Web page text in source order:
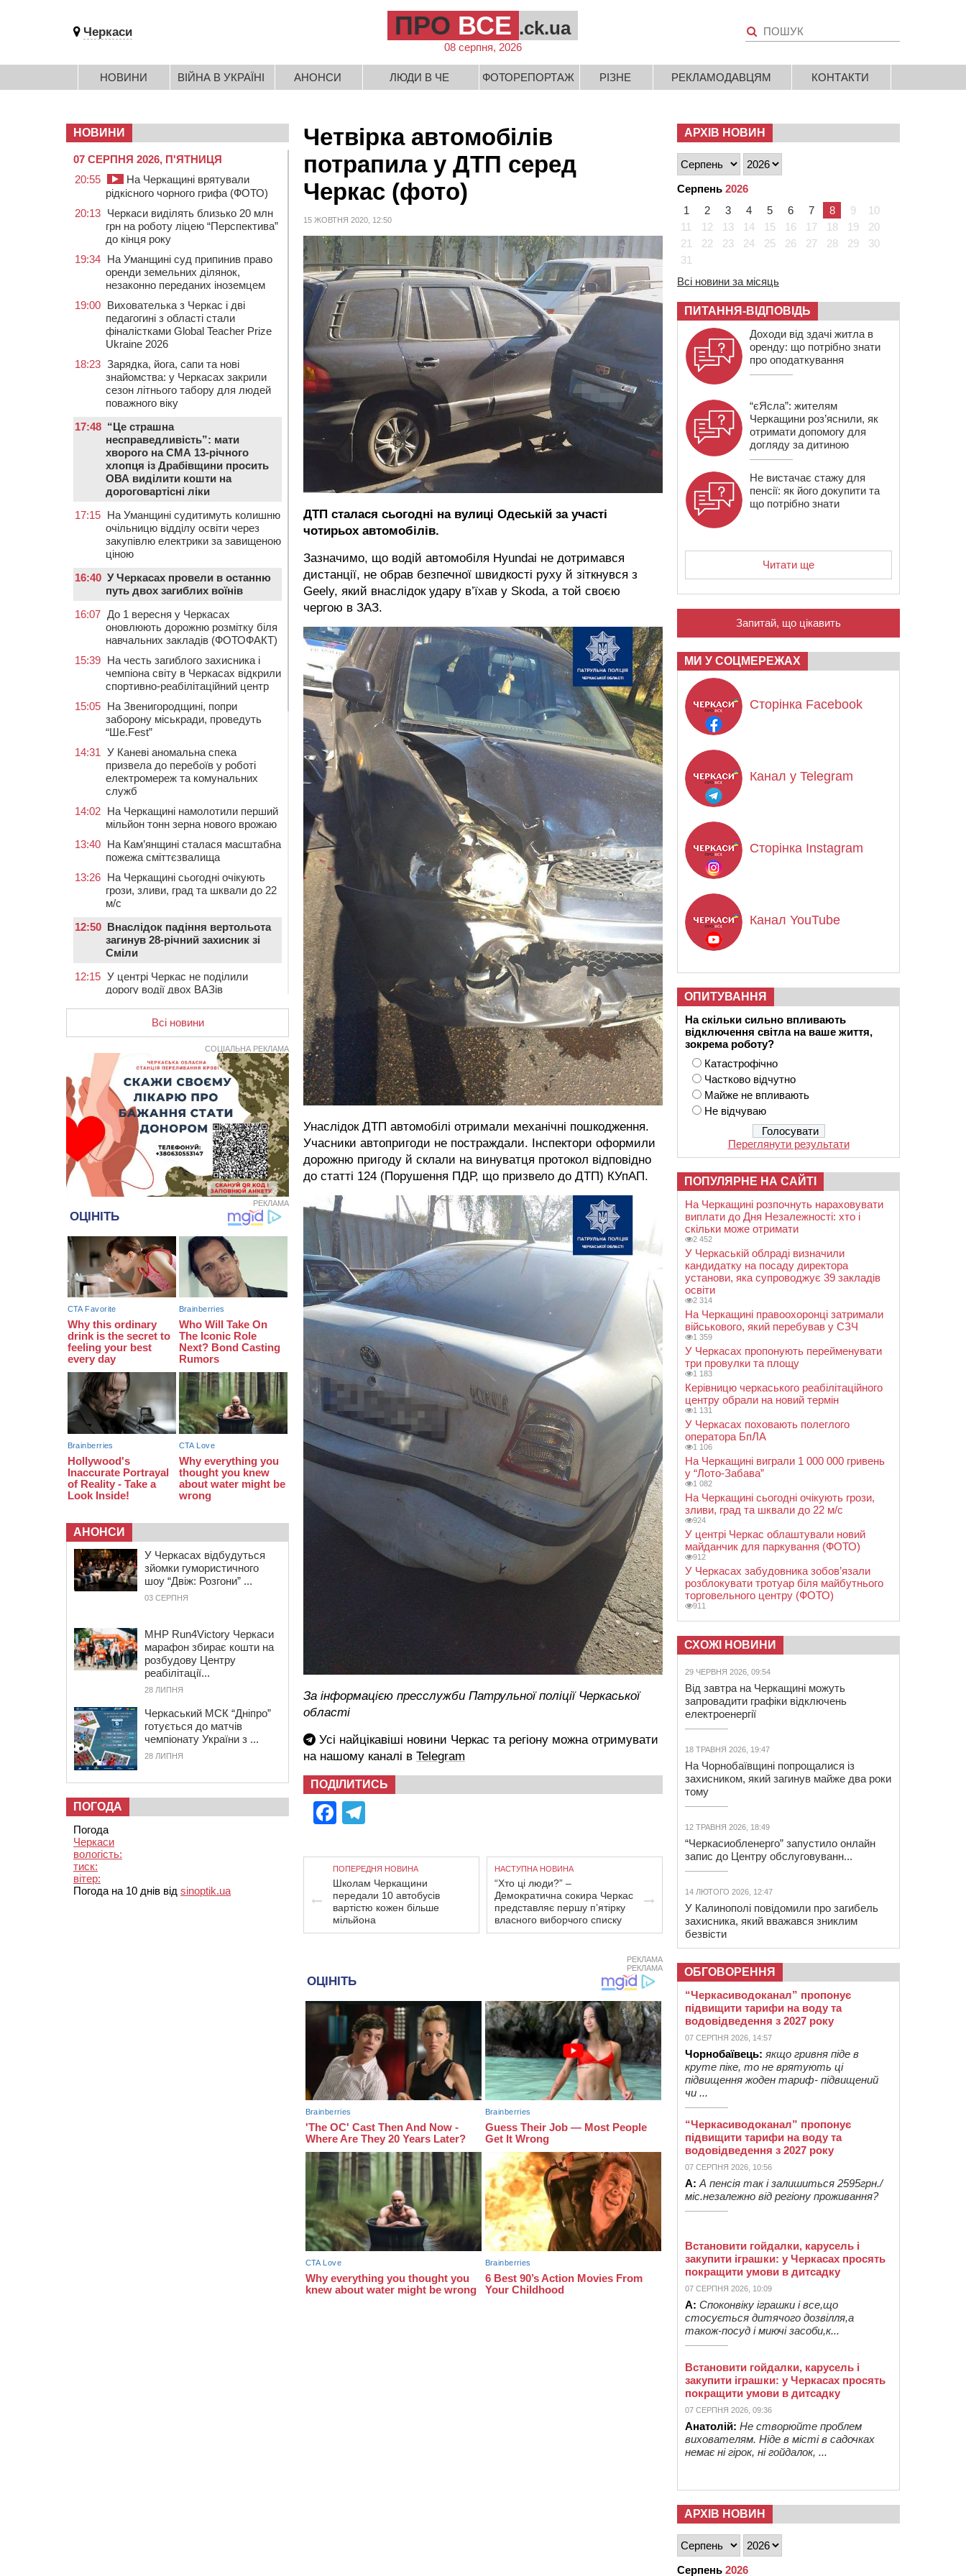
Черкаси ПРО ВСЕ .ck.ua
08 серпня, 2026
НОВИНИ ВІЙНА В УКРАЇНІ АНОНСИ ЛЮДИ В ЧЕ ФОТОРЕПОРТАЖ РІЗНЕ РЕКЛАМОДАВЦЯМ КОНТАКТИ
Четвірка автомобілів
потрапила у ДТП серед
Черкас (фото)
15 ЖОВТНЯ 2020, 12:50
ДТП сталася сьогодні на вулиці Одеській за участі
чотирьох автомобілів.
Зазначимо, що водій автомобіля Hyundai не дотримався
дистанції, не обрав безпечної швидкості руху й зіткнувся з
Geely, який внаслідок удару в’їхав у Skoda, а той своєю
чергою в ЗАЗ.
Унаслідок ДТП автомобілі отримали механічні пошкодження.
Учасники автопригоди не постраждали. Інспектори оформили
дорожню пригоду й склали на винуватця протокол відповідно
до статті 124 (Порушення ПДР, що призвело до ДТП) КУпАП.
За інформацією пресслужби Патрульної поліції Черкаської
області
Усі найцікавіші новини Черкас та регіону можна отримувати
на нашому каналі в Telegram
ПОДІЛИТИСЬ
Facebook
ПОПЕРЕДНЯ НОВИНА
Школам Черкащини
передали 10 автобусів
вартістю кожен більше
мільйона
НАСТУПНА НОВИНА
“Хто ці люди?” –
Демократична сокира Черкас
представляє першу п’ятірку
власного виборчого списку
РЕКЛАМА
РЕКЛАМА
НОВИНИ
07 СЕРПНЯ 2026, П'ЯТНИЦЯ
20:55
На Черкащині врятували
рідкісного чорного грифа (ФОТО)
20:13 Черкаси виділять близько 20 млн
грн на роботу ліцею “Перспектива”
до кінця року
19:34 На Уманщині суд припинив право
оренди земельних ділянок,
незаконно переданих іноземцем
19:00 Вихователька з Черкас і дві
педагогині з області стали
фіналістками Global Teacher Prize
Ukraine 2026
18:23 Зарядка, йога, сапи та нові
знайомства: у Черкасах закрили
сезон літнього табору для людей
поважного віку
17:48 “Це страшна
несправедливість”: мати
хворого на СМА 13-річного
хлопця із Драбівщини просить
ОВА виділити кошти на
дороговартісні ліки
17:15 На Уманщині судитимуть колишню
очільницю відділу освіти через
закупівлю електрики за завищеною
ціною
16:40 У Черкасах провели в останню
путь двох загиблих воїнів
16:07 До 1 вересня у Черкасах
оновлюють дорожню розмітку біля
навчальних закладів (ФОТОФАКТ)
15:39 На честь загиблого захисника і
чемпіона світу в Черкасах відкрили
спортивно-реабілітаційний центр
15:05 На Звенигородщині, попри
заборону міськради, проведуть
“Ше.Fest”
14:31 У Каневі аномальна спека
призвела до перебоїв у роботі
електромереж та комунальних
служб
14:02 На Черкащині намолотили перший
мільйон тонн зерна нового врожаю
13:40 На Кам’янщині сталася масштабна
пожежа сміттєзвалища
13:26 На Черкащині сьогодні очікують
грози, зливи, град та шквали до 22
м/с
12:50 Внаслідок падіння вертольота
загинув 28-річний захисник зі
Сміли
12:15 У центрі Черкас не поділили
дорогу водії двох ВАЗів
11:29 У Черкасах до середини серпня
обмежать рух транспорту на трьох
вулицях
10:54 На Черкащині кількість укриттів
збільшилась уп’ятеро з початку
повномасштабної війни
10:15
У Черкасах водій Audi Q5
спричинив аварію, не пропустивши
інший кросовер
09:42 “Черкасиводоканал” пропонує
підвищити тарифи на воду та
водовідведення з 2027 року
09:08 Встановити гойдалки, карусель і
закупити іграшки: у Черкасах
просять покращити умови в
дитсадку
08:22 “На щиті” у Чорнобаївську
громаду повертається полеглий
біля Кліщіївки воїн
07:30 Понад 968 мільйонів гривень
земельного податку сплатили на
Черкащині
06 СЕРПНЯ 2026, ЧЕТВЕР
21:13
Вісім медалей, з яких чотири
золоті: черкаські спортсмени
тріумфували на чемпіонаті України
Всі новини
СОЦІАЛЬНА РЕКЛАМА
РЕКЛАМА
АНОНСИ
У Черкасах відбудуться
зйомки гумористичного
шоу “Двіж: Розгони” ...
03 СЕРПНЯ
MHP Run4Victory Черкаси
марафон збирає кошти на
розбудову Центру
реабілітації...
28 ЛИПНЯ
Черкаський МСК “Дніпро”
готується до матчів
чемпіонату України з ...
28 ЛИПНЯ
ПОГОДА
Погода
Черкаси
вологість:
тиск:
вітер:
Погода на 10 днів від sinoptik.ua
АРХІВ НОВИН
Серпень 2026
1
2 3 4 5 6 7 8 9
10
11
12 13 14 15 16 17 18 19
20
21
22 23 24 25 26 27 28 29
30
31
Всі новини за місяць
ПИТАННЯ-ВІДПОВІДЬ
Доходи від здачі житла в
оренду: що потрібно знати
про оподаткування
“єЯсла”: жителям
Черкащини роз’яснили, як
отримати допомогу для
догляду за дитиною
Не вистачає стажу для
пенсії: як його докупити та
що потрібно знати
Читати ще
Запитай, що цікавить
МИ У СОЦМЕРЕЖАХ
Сторінка Facebook
Канал у Telegram
Сторінка Instagram
Канал YouTube
ОПИТУВАННЯ
На скільки сильно впливають
відключення світла на ваше життя,
зокрема роботу?
Катастрофічно
Частково відчутно
Майже не впливають
Не відчуваю
Переглянути результати
ПОПУЛЯРНЕ НА САЙТІ
На Черкащині розпочнуть нараховувати
виплати до Дня Незалежності: хто і
скільки може отримати
2 452
У Черкаській облраді визначили
кандидатку на посаду директора
установи, яка супроводжує 39 закладів
освіти
2 314
На Черкащині правоохоронці затримали
військового, який перебував у СЗЧ
1 359
У Черкасах пропонують перейменувати
три провулки та площу
1 183
Керівницю черкаського реабілітаційного
центру обрали на новий термін
1 131
У Черкасах поховають полеглого
оператора БпЛА
1 106
На Черкащині виграли 1 000 000 гривень
у “Лото-Забава”
1 082
На Черкащині сьогодні очікують грози,
зливи, град та шквали до 22 м/с
924
У центрі Черкас облаштували новий
майданчик для паркування (ФОТО)
912
У Черкасах забудовника зобов’язали
розблокувати тротуар біля майбутнього
торговельного центру (ФОТО)
911
СХОЖІ НОВИНИ
29 ЧЕРВНЯ 2026, 09:54
Від завтра на Черкащині можуть
запровадити графіки відключень
електроенергії
18 ТРАВНЯ 2026, 19:47
На Чорнобаївщині попрощалися із
захисником, який загинув майже два роки
тому
12 ТРАВНЯ 2026, 18:49
“Черкасиобленерго” запустило онлайн
запис до Центру обслуговуванн...
14 ЛЮТОГО 2026, 12:47
У Калинополі повідомили про загибель
захисника, який вважався зниклим
безвісти
ОБГОВОРЕННЯ
“Черкасиводоканал” пропонує
підвищити тарифи на воду та
водовідведення з 2027 року
07 СЕРПНЯ 2026, 14:57
Чорнобаївець: якщо гривня піде в
круте піке, то не врятують ці
підвищення жоден тариф- підвищений
чи ...
“Черкасиводоканал” пропонує
підвищити тарифи на воду та
водовідведення з 2027 року
07 СЕРПНЯ 2026, 10:56
А: А пенсія так і залишиться 2595грн./
міс.незалежно від регіону проживання?
Встановити гойдалки, карусель і
закупити іграшки: у Черкасах просять
покращити умови в дитсадку
07 СЕРПНЯ 2026, 10:09
А: Споконвіку іграшки і все,що
стосується дитячого дозвілля,а
також-посуд і миючі засоби,к...
Встановити гойдалки, карусель і
закупити іграшки: у Черкасах просять
покращити умови в дитсадку
07 СЕРПНЯ 2026, 09:36
Анатолій: Не створюйте проблем
вихователям. Ніде в місті в садочках
немає ні гірок, ні гойдалок, ...
АРХІВ НОВИН
Серпень 2026